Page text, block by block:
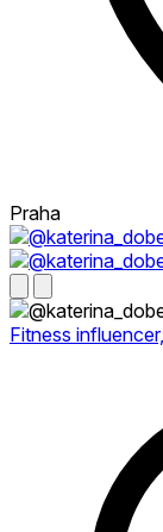
Praha
Fitness